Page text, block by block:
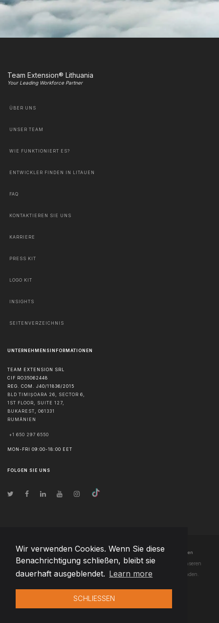
Wir verwenden Cookies. Wenn Sie diese
Benachrichtigung schließen, bleibt sie
dauerhaft ausgeblendet. Learn more
SCHLIESSEN
Team Extension® Lithuania
Your Leading Workforce Partner
ÜBER UNS
UNSER TEAM
WIE FUNKTIONIERT ES?
ENTWICKLER FINDEN IN LITAUEN
FAQ
KONTAKTIEREN SIE UNS
KARRIERE
PRESS KIT
LOGO KIT
INSIGHTS
SEITENVERZEICHNIS
UNTERNEHMENSINFORMATIONEN
TEAM EXTENSION SRL
CIF RO35062448
REG. COM. J40/11836/2015
BLD TIMIȘOARA 26, SECTOR 6,
1ST FLOOR, SUITE 127,
BUKAREST, 061331
RUMÄNIEN
+1 650 297 6550
MON-FRI 09:00-18:00 EET
FOLGEN SIE UNS
© Urheberrecht2026 Team Extension Lithuania- Alle Rechte vorbehalten
Changelog● Durch die Nutzung dieser Website erklären Sie sich mit unseren
Nutzungsbedingungen und unserer Datenschutzerklärung einverstanden.